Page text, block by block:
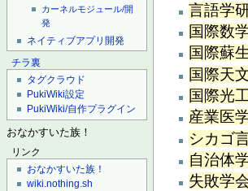
カーネルモジュール/開
発
ネイティブアプリ開発
チラ裏
タグクラウド
PukiWiki設定
PukiWiki/自作プラグイン
おなかすいた族！
リンク
おなかすいた族！
wiki.nothing.sh
言語学
国際数
国際蘇
国際天
国際光
産業医
シカゴ
自治体
失敗学